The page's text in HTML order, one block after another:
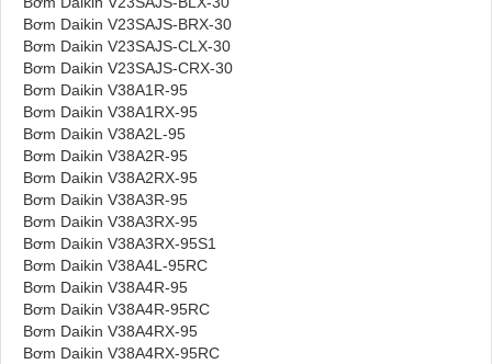
Bơm Daikin V23SAJS-BRX-30
Bơm Daikin V23SAJS-CLX-30
Bơm Daikin V23SAJS-CRX-30
Bơm Daikin V38A1R-95
Bơm Daikin V38A1RX-95
Bơm Daikin V38A2L-95
Bơm Daikin V38A2R-95
Bơm Daikin V38A2RX-95
Bơm Daikin V38A3R-95
Bơm Daikin V38A3RX-95
Bơm Daikin V38A3RX-95S1
Bơm Daikin V38A4L-95RC
Bơm Daikin V38A4R-95
Bơm Daikin V38A4R-95RC
Bơm Daikin V38A4RX-95
Bơm Daikin V38A4RX-95RC